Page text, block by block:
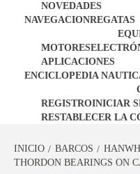
NOVEDADES
NAVEGACIONREGATAS
MOTORES
APLICACIONES
ENCICLOPEDIA
REGISTROINICIAR
RESTABLECER LA
INICIO BARCOS
THORDON BEARINGS ON